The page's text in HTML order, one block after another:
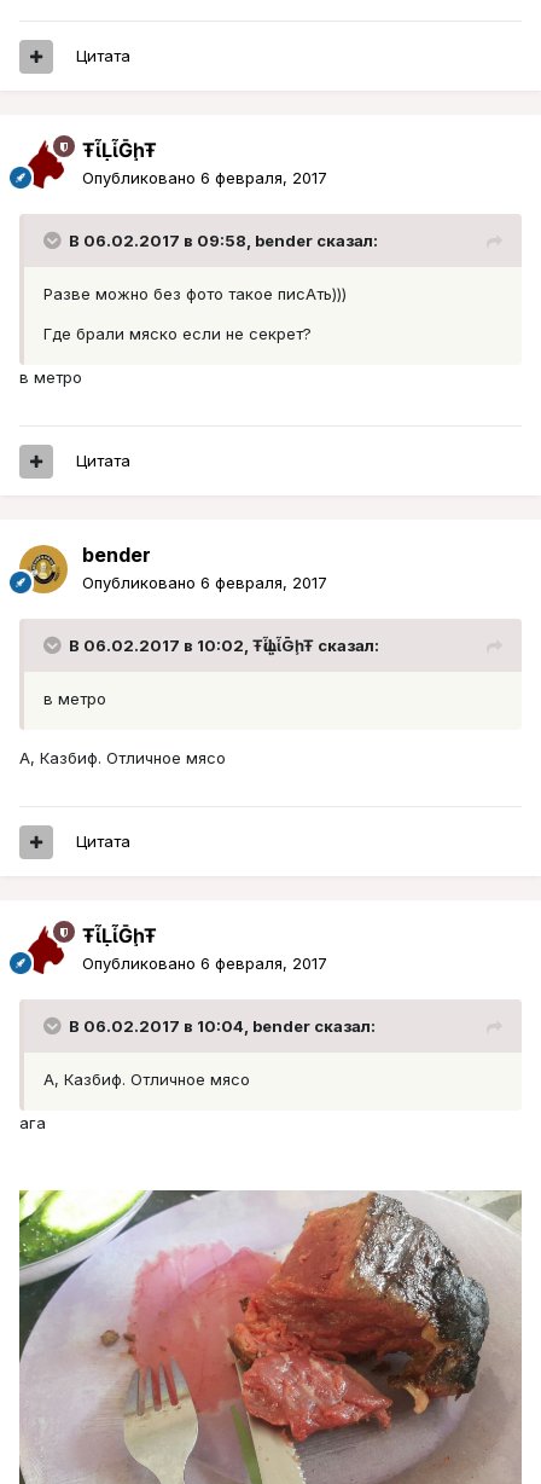
Цитата
ŦᾡἷḶἷḠḩŦ
Опубликовано 6 февраля, 2017
В 06.02.2017 в 09:58, bender сказал:
Разве можно без фото такое писАть)))
Где брали мяско если не секрет?
в метро
Цитата
bender
Опубликовано 6 февраля, 2017
В 06.02.2017 в 10:02, ŦᾡἷḶἷḠḩŦ сказал:
в метро
А, Казбиф. Отличное мясо
Цитата
ŦᾡἷḶἷḠḩŦ
Опубликовано 6 февраля, 2017
В 06.02.2017 в 10:04, bender сказал:
А, Казбиф. Отличное мясо
ага